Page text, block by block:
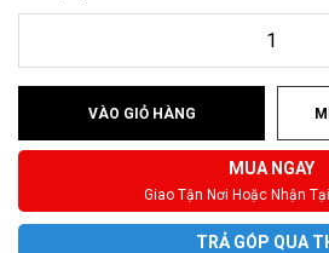
VÀO GIỎ HÀNG
MUA NGAY
Giao Tận Nơi Hoặc Nhận
TRẢ GÓP QUA